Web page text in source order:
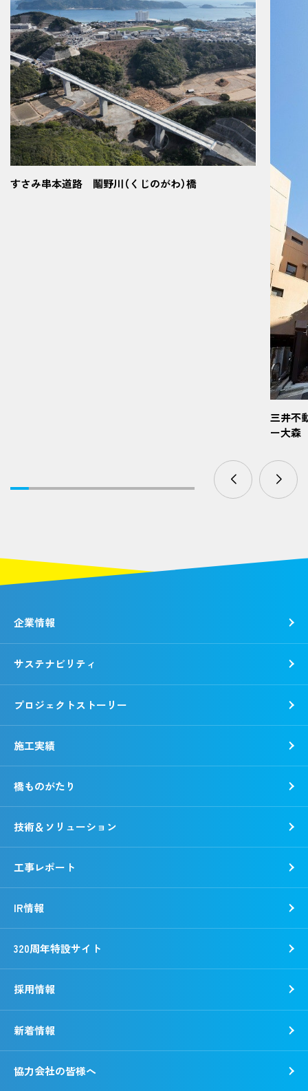
すさみ串本道路 鬮野川（くじのがわ）橋
三井不
ー大森
企業情報
各種方針
動画で知る錢高組
事業所一覧
野村胡堂・あらえびす記念館
サステナビリティ
CSR報告書
社会
プロジェクトストーリー
施工実績
橋ものがたり
技術＆ソリューション
工事レポート
IR情報
320周年特設サイト
採用情報
新着情報
協力会社の皆様へ